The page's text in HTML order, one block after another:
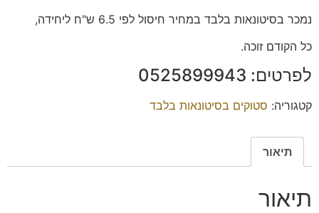
נמכר בסיטונאות בלבד במחיר חיסול לפי 6.5 ש"ח ליחידה,
כל הקודם זוכה.
לפרטים: 0525899943
קטגוריה: סטוקים בסיטונאות בלבד
תיאור
תיאור